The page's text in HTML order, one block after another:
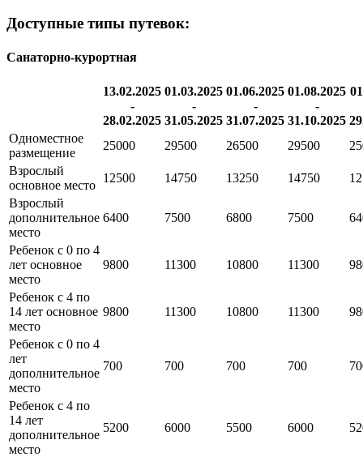
Доступные типы путевок:
Санаторно-курортная
13.02.2025
-
28.02.2025
01.03.2025
-
31.05.2025
01.06.2025
-
31.07.2025
01.08.2025
-
31.10.2025
Одноместное
размещение
25000 29500 26500 29500
Взрослый
основное место
12500 14750 13250 14750
Взрослый
дополнительное
место
6400 7500 6800 7500
Ребенок с 0 по 4
лет основное
место
9800 11300 10800 11300
Ребенок с 4 по
14 лет основное
место
9800 11300 10800 11300
Ребенок с 0 по 4
лет
дополнительное
место
700 700 700 700
Ребенок с 4 по
14 лет
дополнительное
место
5200 6000 5500 6000